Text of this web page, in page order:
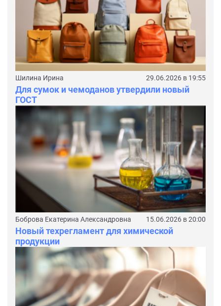
Шилина Ирина 29.06.2026 в 19:55
Для сумок и чемоданов утвердили новый
ГОСТ
Боброва Екатерина Александровна 15.06.2026 в 20:00
Новый техрегламент для химической
продукции